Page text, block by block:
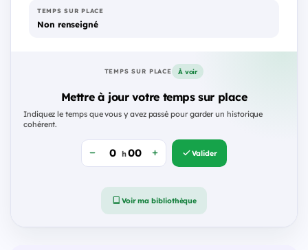
TEMPS SUR PLACE
Non renseigné
TEMPS SUR PLACE À voir
Mettre à jour votre temps sur place
Indiquez le temps que vous y avez passé pour garder un historique
cohérent.
h Valider
Voir ma bibliothèque